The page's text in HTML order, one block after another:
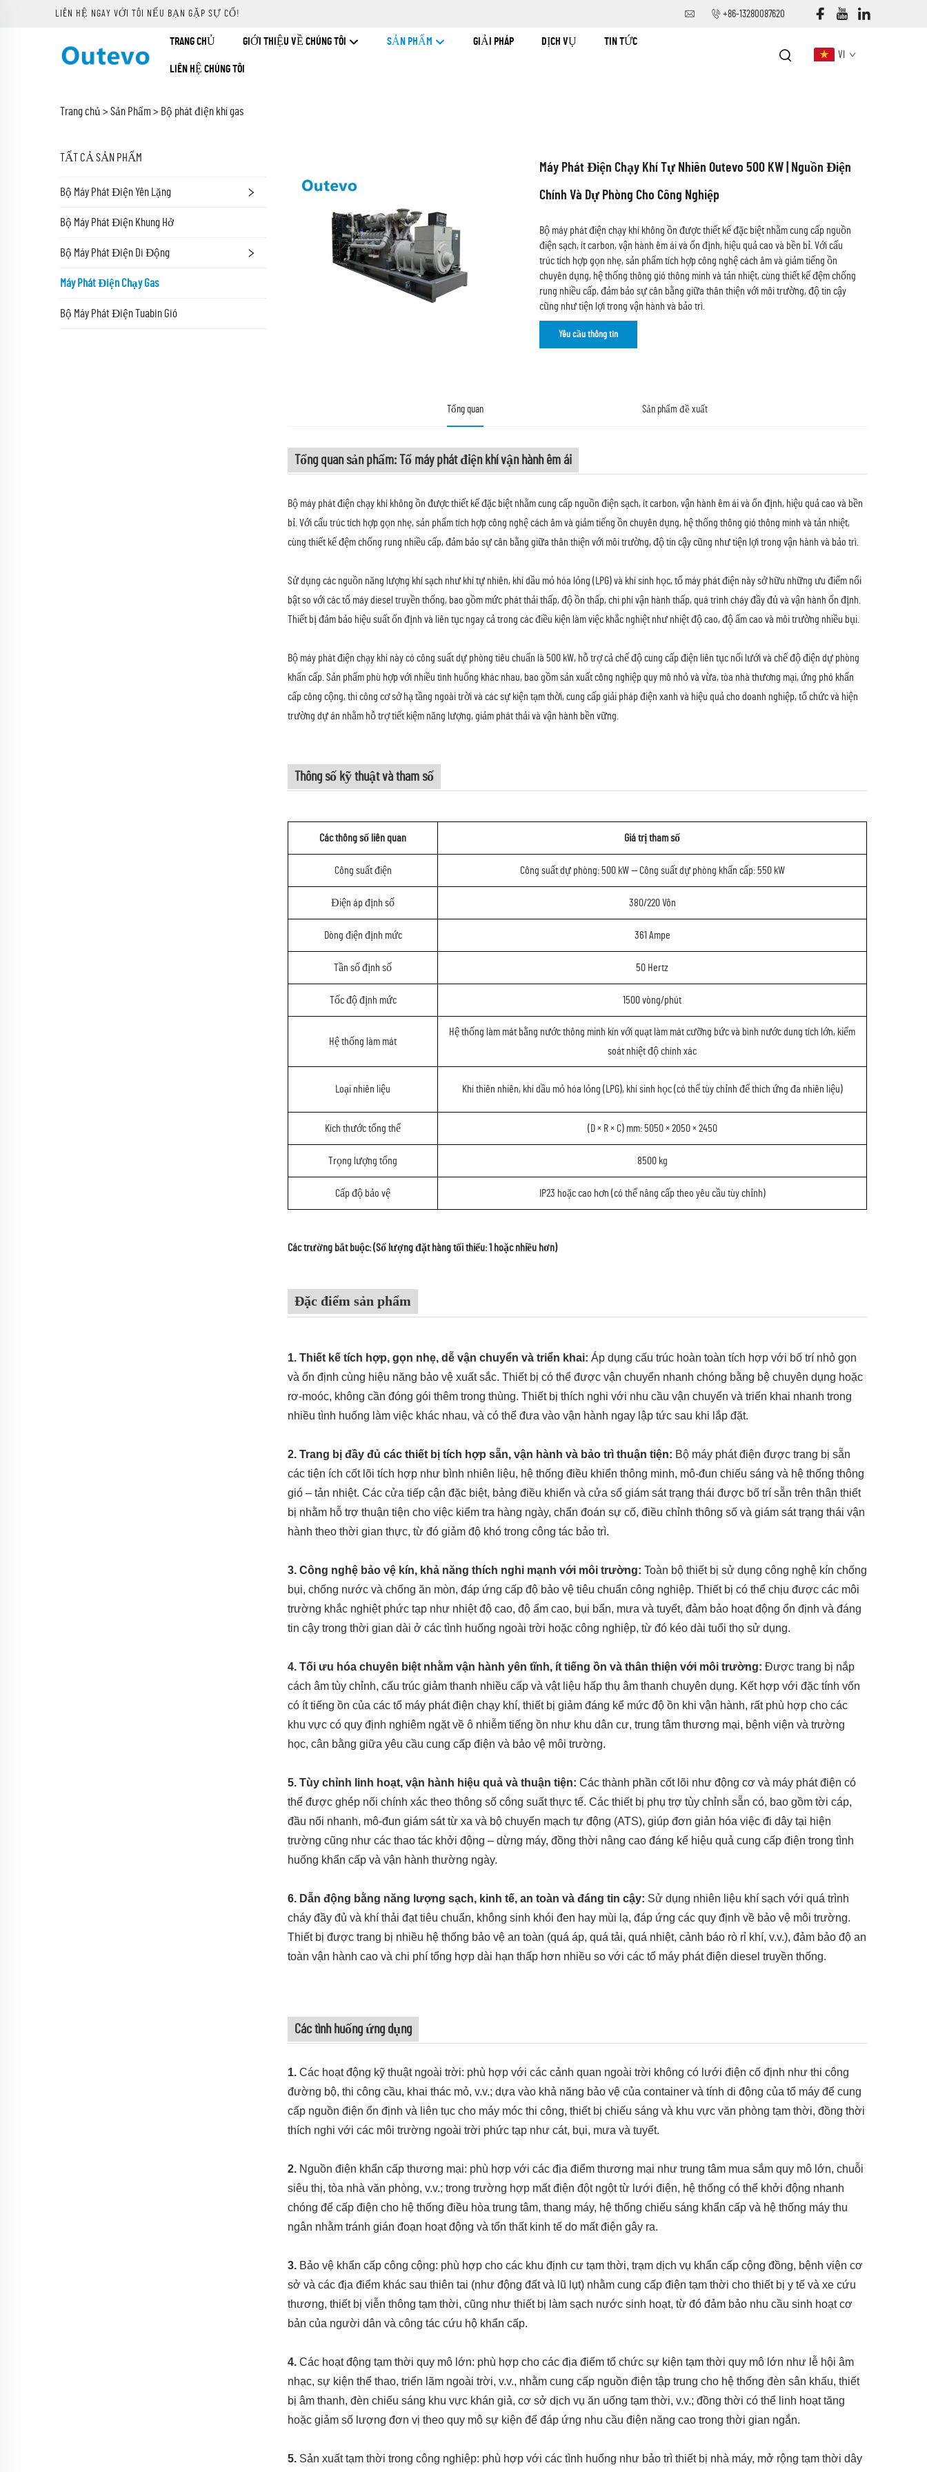
LIÊN HỆ NGAY VỚI TÔI NẾU BẠN GẶP SỰ CỐ! +86-13280087620
TRANG CHỦ GIỚI THIỆU VỀ CHÚNG TÔI SẢN PHẨM GIẢI PHÁP DỊCH VỤ TIN TỨC
LIÊN HỆ CHÚNG TÔI
VI
Trang chủ > Sản Phẩm > Bộ phát điện khí gas
TẤT CẢ SẢN PHẨM
Bộ Máy Phát Điện Yên Lặng
Bộ Máy Phát Điện Khung Hở
Bộ Máy Phát Điện Di Động
Máy Phát Điện Chạy Gas
Bộ Máy Phát Điện Tuabin Gió
Máy Phát Điện Chạy Khí Tự Nhiên Outevo 500 KW | Nguồn Điện
Chính Và Dự Phòng Cho Công Nghiệp
Bộ máy phát điện chạy khí không ồn được thiết kế đặc biệt nhằm cung cấp nguồn
điện sạch, ít carbon, vận hành êm ái và ổn định, hiệu quả cao và bền bỉ. Với cấu
trúc tích hợp gọn nhẹ, sản phẩm tích hợp công nghệ cách âm và giảm tiếng ồn
chuyên dụng, hệ thống thông gió thông minh và tản nhiệt, cùng thiết kế đệm chống
rung nhiều cấp, đảm bảo sự cân bằng giữa thân thiện với môi trường, độ tin cậy
cũng như tiện lợi trong vận hành và bảo trì.
Yêu cầu thông tin
Tổng quan Sản phẩm đề xuất
Tổng quan sản phẩm: Tổ máy phát điện khí vận hành êm ái
Bộ máy phát điện chạy khí không ồn được thiết kế đặc biệt nhằm cung cấp nguồn điện sạch, ít carbon, vận hành êm ái và ổn định, hiệu quả cao và bền
bỉ. Với cấu trúc tích hợp gọn nhẹ, sản phẩm tích hợp công nghệ cách âm và giảm tiếng ồn chuyên dụng, hệ thống thông gió thông minh và tản nhiệt,
cùng thiết kế đệm chống rung nhiều cấp, đảm bảo sự cân bằng giữa thân thiện với môi trường, độ tin cậy cũng như tiện lợi trong vận hành và bảo trì.
Sử dụng các nguồn năng lượng khí sạch như khí tự nhiên, khí dầu mỏ hóa lỏng (LPG) và khí sinh học, tổ máy phát điện này sở hữu những ưu điểm nổi
bật so với các tổ máy diesel truyền thống, bao gồm mức phát thải thấp, độ ồn thấp, chi phí vận hành thấp, quá trình cháy đầy đủ và vận hành ổn định.
Thiết bị đảm bảo hiệu suất ổn định và liên tục ngay cả trong các điều kiện làm việc khắc nghiệt như nhiệt độ cao, độ ẩm cao và môi trường nhiều bụi.
Bộ máy phát điện chạy khí này có công suất dự phòng tiêu chuẩn là 500 kW, hỗ trợ cả chế độ cung cấp điện liên tục nối lưới và chế độ điện dự phòng
khẩn cấp. Sản phẩm phù hợp với nhiều tình huống khác nhau, bao gồm sản xuất công nghiệp quy mô nhỏ và vừa, tòa nhà thương mại, ứng phó khẩn
cấp công cộng, thi công cơ sở hạ tầng ngoài trời và các sự kiện tạm thời, cung cấp giải pháp điện xanh và hiệu quả cho doanh nghiệp, tổ chức và hiện
trường dự án nhằm hỗ trợ tiết kiệm năng lượng, giảm phát thải và vận hành bền vững.
Thông số kỹ thuật và tham số
Các thông số liên quan Giá trị tham số
Công suất điện Công suất dự phòng: 500 kW — Công suất dự phòng khẩn cấp: 550 kW
Điện áp định số 380/220 Vôn
Dòng điện định mức 361 Ampe
Tần số định số 50 Hertz
Tốc độ định mức 1500 vòng/phút
Hệ thống làm mát
Hệ thống làm mát bằng nước thông minh kín với quạt làm mát cưỡng bức và bình nước dung tích lớn, kiểm
soát nhiệt độ chính xác
Loại nhiên liệu Khí thiên nhiên, khí dầu mỏ hóa lỏng (LPG), khí sinh học (có thể tùy chỉnh để thích ứng đa nhiên liệu)
Kích thước tổng thể (D × R × C) mm: 5050 × 2050 × 2450
Trọng lượng tổng 8500 kg
Cấp độ bảo vệ IP23 hoặc cao hơn (có thể nâng cấp theo yêu cầu tùy chỉnh)
Các trường bắt buộc: (Số lượng đặt hàng tối thiểu: 1 hoặc nhiều hơn)
Đặc điểm sản phẩm
1. Thiết kế tích hợp, gọn nhẹ, dễ vận chuyển và triển khai: Áp dụng cấu trúc hoàn toàn tích hợp với bố trí nhỏ gọn
và ổn định cùng hiệu năng bảo vệ xuất sắc. Thiết bị có thể được vận chuyển nhanh chóng bằng bệ chuyên dụng hoặc
rơ-moóc, không cần đóng gói thêm trong thùng. Thiết bị thích nghi với nhu cầu vận chuyển và triển khai nhanh trong
nhiều tình huống làm việc khác nhau, và có thể đưa vào vận hành ngay lập tức sau khi lắp đặt.
2. Trang bị đầy đủ các thiết bị tích hợp sẵn, vận hành và bảo trì thuận tiện: Bộ máy phát điện được trang bị sẵn
các tiện ích cốt lõi tích hợp như bình nhiên liệu, hệ thống điều khiển thông minh, mô-đun chiếu sáng và hệ thống thông
gió – tản nhiệt. Các cửa tiếp cận đặc biệt, bảng điều khiển và cửa sổ giám sát trạng thái được bố trí sẵn trên thân thiết
bị nhằm hỗ trợ thuận tiện cho việc kiểm tra hàng ngày, chẩn đoán sự cố, điều chỉnh thông số và giám sát trạng thái vận
hành theo thời gian thực, từ đó giảm độ khó trong công tác bảo trì.
3. Công nghệ bảo vệ kín, khả năng thích nghi mạnh với môi trường: Toàn bộ thiết bị sử dụng công nghệ kín chống
bụi, chống nước và chống ăn mòn, đáp ứng cấp độ bảo vệ tiêu chuẩn công nghiệp. Thiết bị có thể chịu được các môi
trường khắc nghiệt phức tạp như nhiệt độ cao, độ ẩm cao, bụi bẩn, mưa và tuyết, đảm bảo hoạt động ổn định và đáng
tin cậy trong thời gian dài ở các tình huống ngoài trời hoặc công nghiệp, từ đó kéo dài tuổi thọ sử dụng.
4. Tối ưu hóa chuyên biệt nhằm vận hành yên tĩnh, ít tiếng ồn và thân thiện với môi trường: Được trang bị nắp
cách âm tùy chỉnh, cấu trúc giảm thanh nhiều cấp và vật liệu hấp thụ âm thanh chuyên dụng. Kết hợp với đặc tính vốn
có ít tiếng ồn của các tổ máy phát điện chạy khí, thiết bị giảm đáng kể mức độ ồn khi vận hành, rất phù hợp cho các
khu vực có quy định nghiêm ngặt về ô nhiễm tiếng ồn như khu dân cư, trung tâm thương mại, bệnh viện và trường
học, cân bằng giữa yêu cầu cung cấp điện và bảo vệ môi trường.
5. Tùy chỉnh linh hoạt, vận hành hiệu quả và thuận tiện: Các thành phần cốt lõi như động cơ và máy phát điện có
thể được ghép nối chính xác theo thông số công suất thực tế. Các thiết bị phụ trợ tùy chỉnh sẵn có, bao gồm tời cáp,
đầu nối nhanh, mô-đun giám sát từ xa và bộ chuyển mạch tự động (ATS), giúp đơn giản hóa việc đi dây tại hiện
trường cũng như các thao tác khởi động – dừng máy, đồng thời nâng cao đáng kể hiệu quả cung cấp điện trong tình
huống khẩn cấp và vận hành thường ngày.
6. Dẫn động bằng năng lượng sạch, kinh tế, an toàn và đáng tin cậy: Sử dụng nhiên liệu khí sạch với quá trình
cháy đầy đủ và khí thải đạt tiêu chuẩn, không sinh khói đen hay mùi lạ, đáp ứng các quy định về bảo vệ môi trường.
Thiết bị được trang bị nhiều hệ thống bảo vệ an toàn (quá áp, quá tải, quá nhiệt, cảnh báo rò rỉ khí, v.v.), đảm bảo độ an
toàn vận hành cao và chi phí tổng hợp dài hạn thấp hơn nhiều so với các tổ máy phát điện diesel truyền thống.
Các tình huống ứng dụng
1. Các hoạt động kỹ thuật ngoài trời: phù hợp với các cảnh quan ngoài trời không có lưới điện cố định như thi công
đường bộ, thi công cầu, khai thác mỏ, v.v.; dựa vào khả năng bảo vệ của container và tính di động của tổ máy để cung
cấp nguồn điện ổn định và liên tục cho máy móc thi công, thiết bị chiếu sáng và khu vực văn phòng tạm thời, đồng thời
thích nghi với các môi trường ngoài trời phức tạp như cát, bụi, mưa và tuyết.
2. Nguồn điện khẩn cấp thương mại: phù hợp với các địa điểm thương mại như trung tâm mua sắm quy mô lớn, chuỗi
siêu thị, tòa nhà văn phòng, v.v.; trong trường hợp mất điện đột ngột từ lưới điện, hệ thống có thể khởi động nhanh
chóng để cấp điện cho hệ thống điều hòa trung tâm, thang máy, hệ thống chiếu sáng khẩn cấp và hệ thống máy thu
ngân nhằm tránh gián đoạn hoạt động và tổn thất kinh tế do mất điện gây ra.
3. Bảo vệ khẩn cấp công cộng: phù hợp cho các khu định cư tạm thời, trạm dịch vụ khẩn cấp cộng đồng, bệnh viện cơ
sở và các địa điểm khác sau thiên tai (như động đất và lũ lụt) nhằm cung cấp điện tạm thời cho thiết bị y tế và xe cứu
thương, thiết bị viễn thông tạm thời, cũng như thiết bị làm sạch nước sinh hoạt, từ đó đảm bảo nhu cầu sinh hoạt cơ
bản của người dân và công tác cứu hộ khẩn cấp.
4. Các hoạt động tạm thời quy mô lớn: phù hợp cho các địa điểm tổ chức sự kiện tạm thời quy mô lớn như lễ hội âm
nhạc, sự kiện thể thao, triển lãm ngoài trời, v.v., nhằm cung cấp nguồn điện tập trung cho hệ thống đèn sân khấu, thiết
bị âm thanh, đèn chiếu sáng khu vực khán giả, cơ sở dịch vụ ăn uống tạm thời, v.v.; đồng thời có thể linh hoạt tăng
hoặc giảm số lượng đơn vị theo quy mô sự kiện để đáp ứng nhu cầu điện năng cao trong thời gian ngắn.
5. Sản xuất tạm thời trong công nghiệp: phù hợp với các tình huống như bảo trì thiết bị nhà máy, mở rộng tạm thời dây